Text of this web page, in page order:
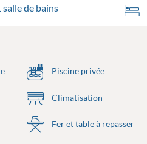
salle de bains
Piscine privée
Climatisation
Fer et table à repasser